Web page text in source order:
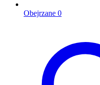
Obejrzane 0